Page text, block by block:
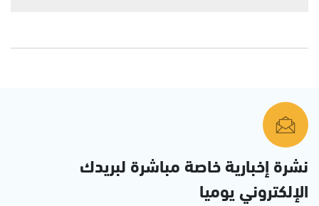
نشرة إخبارية خاصة مباشرة لبريدك
الإلكتروني يوميا